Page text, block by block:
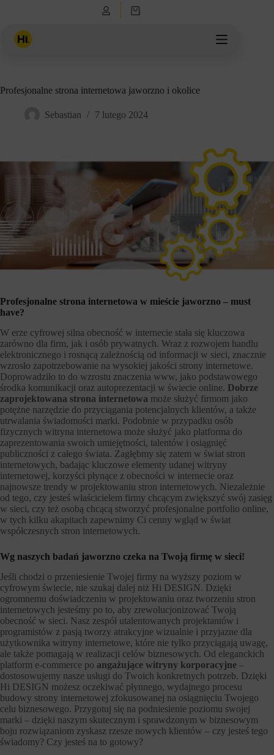
Koszyk
Profesjonalne strona internetowa jaworzno i okolice
Sebastian 7 lutego 2024
Profesjonalne strona internetowa w mieście jaworzno – must
have?
W erze cyfrowej silna obecność w internecie stała się kluczowa
zarówno dla firm, jak i osób prywatnych. Wraz z rozwojem handlu
elektronicznego i rosnącą zależnością od informacji w sieci, znacznie
wzrosło zapotrzebowanie na wysokiej jakości strony internetowe.
Doprowadziło to do wzrostu znaczenia www, jako podstawowego
środka komunikacji oraz autoprezentacji w świecie online. Dobrze
zaprojektowana strona internetowa może służyć firmom jako
potężne narzędzie do przyciągania potencjalnych klientów, a także
utrwalania świadomości marki. Podobnie w przypadku osób
fizycznych witryna internetowa może służyć jako platforma do
zaprezentowania swoich umiejętności, talentów i osiągnięć
publiczności z całego świata. Zagłębmy się zatem w świat stron
internetowych, badając kluczowe elementy udanej witryny
internetowej, korzyści płynące z obecności w internecie oraz
najnowsze trendy w projektowaniu stron internetowych. Niezależnie
od tego, czy jesteś właścicielem firmy chcącym zwiększyć swój zasięg
w sieci, czy też osobą chcącą stworzyć profesjonalne portfolio online,
w tych kilku akapitach zapewnimy Ci cenny wgląd w świat
współczesnych stron internetowych.
Wg naszych badań jaworzno czeka na Twoją firmę w sieci!
Jeśli chodzi o przeniesienie Twojej firmy na wyższy poziom w
cyfrowym świecie, nie szukaj dalej niż Hi DESIGN. Dzięki
ogromnemu doświadczeniu w projektowaniu oraz tworzeniu stron
internetowych jesteśmy po to, aby zrewolucjonizować Twoją
obecność w sieci. Nasz zespół utalentowanych projektantów i
programistów z pasją tworzy atrakcyjne wizualnie i przyjazne dla
użytkownika witryny internetowe, które nie tylko przyciągają uwagę,
ale także pomagają w realizacji celów biznesowych. Od eleganckich
platform e-commerce po angażujące witryny korporacyjne –
dostosowujemy nasze usługi do Twoich konkretnych potrzeb. Dzięki
Hi DESIGN możesz oczekiwać płynnego, wydajnego procesu
budowy strony internetowej zfokusowanej na osiągnięciu Twojego
celu biznesowego. Przygotuj się na podniesienie poziomu swojej
marki – dzięki naszym skutecznym i sprawdzonym w biznesowym
boju rozwiązaniom zyskasz rzesze nowych klientów – czy jesteś tego
świadomy? Czy jesteś na to gotowy?